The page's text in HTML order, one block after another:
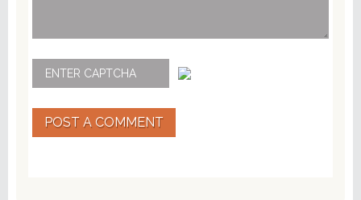
POST A COMMENT